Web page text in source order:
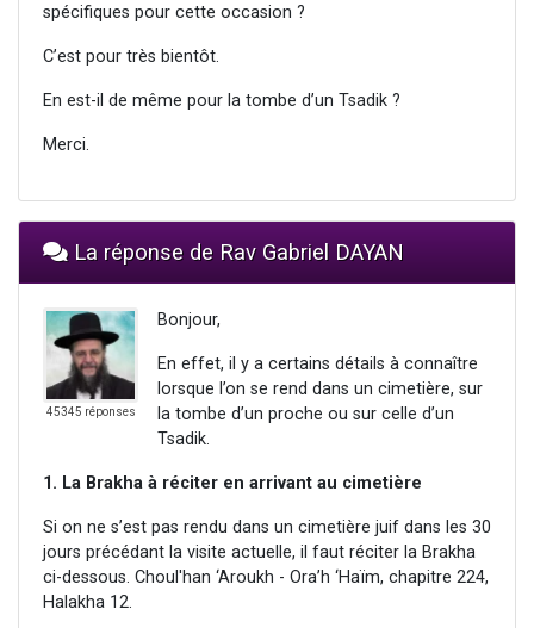
spécifiques pour cette occasion ?
C’est pour très bientôt.
En est-il de même pour la tombe d’un Tsadik ?
Merci.
La réponse de Rav Gabriel DAYAN
45345 réponses
Bonjour,
En effet, il y a certains détails à connaître
lorsque l’on se rend dans un cimetière, sur
la tombe d’un proche ou sur celle d’un
Tsadik.
1. La Brakha à réciter en arrivant au cimetière
Si on ne s’est pas rendu dans un cimetière juif dans les 30
jours précédant la visite actuelle, il faut réciter la Brakha
ci-dessous. Choul'han ‘Aroukh - Ora’h ‘Haïm, chapitre 224,
Halakha 12.